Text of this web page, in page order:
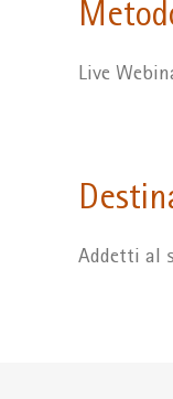
Live
Addetti al